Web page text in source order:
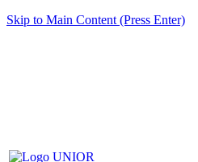
Skip to Main Content (Press Enter)